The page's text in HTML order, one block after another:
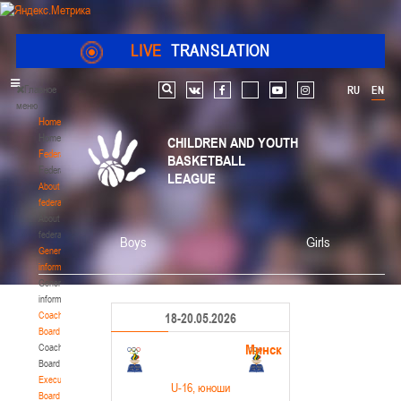
LIVE TRANSLATION
Главное
меню
Home
Home
Federation
Federation
About
federation
About
federation
General
information
General
information
Coaching
Board
Coaching
Board
Executive
Board
RU EN
Search vk facebook youtube instagram
CHILDREN AND YOUTH
BASKETBALL
LEAGUE
Boys Girls
18-20.05.2026
Минск
U-16 , юноши